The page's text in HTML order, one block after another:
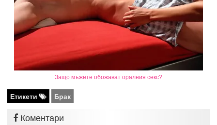
Защо мъжете обожават оралния секс?
Етикети Брак
Коментари